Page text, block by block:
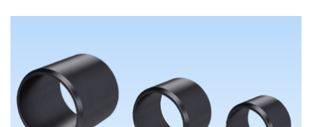
株主・投資家情報
採用